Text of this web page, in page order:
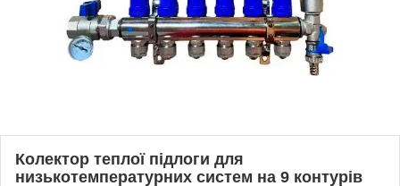
Колектор теплої підлоги для
низькотемпературних систем на 9 контурів